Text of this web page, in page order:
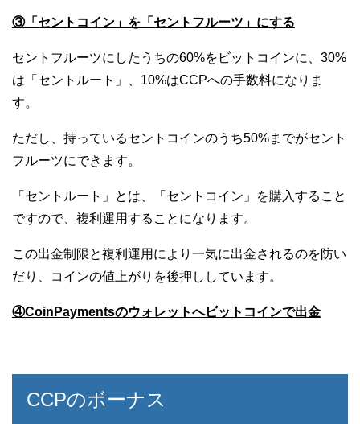
③「セントコイン」を「セントフルーツ」にする
セントフルーツにしたうちの60%をビットコインに、30%
は「セントルート」、10%はCCPへの手数料になりま
す。
ただし、持っているセントコインのうち50%までがセント
フルーツにできます。
「セントルート」とは、「セントコイン」を購入すること
ですので、複利運用することになります。
この出金制限と複利運用により一気に出金されるのを防い
だり、コインの値上がりを後押ししています。
④CoinPaymentsのウォレットへビットコインで出金
CCPのボーナス